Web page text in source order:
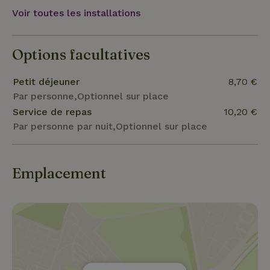
une heure de route. Alors qu'est-ce que tu
Voir toutes les installations
Options facultatives
Petit déjeuner
Par personne,Optionnel sur place
8,70 €
Service de repas
Par personne par nuit,Optionnel sur place
10,20 €
Emplacement